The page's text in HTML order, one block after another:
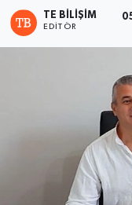
TE BILIŞIM
EDITÖR